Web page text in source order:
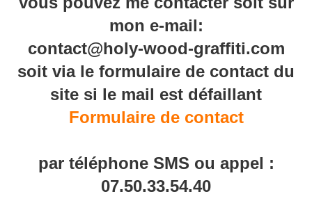
mon e-mail:
contact@holy-wood-graffiti.com
soit via le formulaire de contact du
site si le mail est défaillant
Formulaire de contact
par téléphone SMS ou appel :
07.50.33.54.40